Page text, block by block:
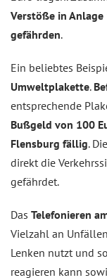
Verstöße in
gefährden.
Ein beliebtes
Umweltplakette.
entsprechende
Bußgeld von 100
Flensburg fällig.
direkt die
gefährdet.
Das Telefonieren
Vielzahl an
Lenken nutzt und
reagieren kann